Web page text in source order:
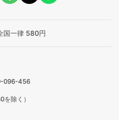
国一律 580円
096-456
除く）